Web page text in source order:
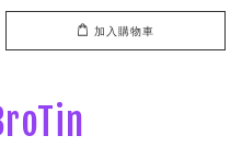
加入購物車